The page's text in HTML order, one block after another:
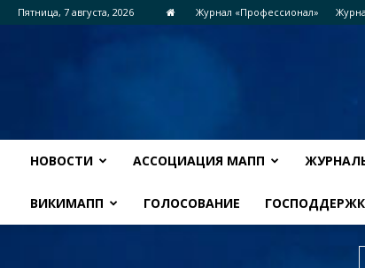
Пятница, 7 августа, 2026 Журнал «Профессионал»
НОВОСТИ АССОЦИАЦИЯ МАПП
ВИКИМАПП ГОЛОСОВАНИЕ